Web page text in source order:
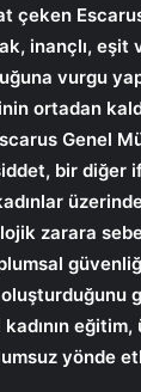
çeken
inançlı, eşit
vurgu
ortadan
Genel
bir diğer
zarara
yönde